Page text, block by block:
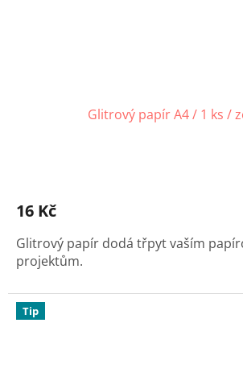
Glitrový papír A4 / 1 ks /
16 Kč
Glitrový papír dodá třpyt vaším
projektům.
Tip